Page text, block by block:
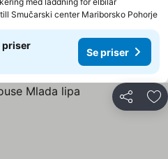
Se priser
Smučarski center Mariborsko Pohorje
priser
Se priser
Dela